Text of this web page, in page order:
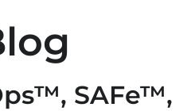
SAFe™,